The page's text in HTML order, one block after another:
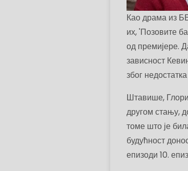
Као драма из
их, 'Позовите
од премијере.
зависност
због
Штавише,
другом стању,
томе што је
будућност
епизоди 10.